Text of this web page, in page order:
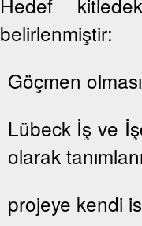
belirlenmiştir:
Göçmen
Lübeck İş ve
olarak
projeye kendi